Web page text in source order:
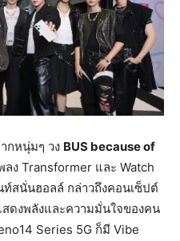
กหนุ่มๆ วง BUS because of
ลง Transformer และ Watch
สนั่นฮอลล์ กล่าวถึงคอนเซ็ปต์
สดงพลังและความมั่นใจของคน
Series 5G ก็มี Vibe